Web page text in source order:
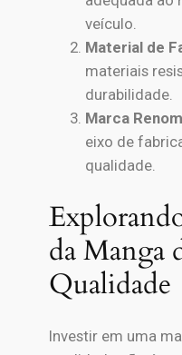
veículo.
Material de
materiais
durabilidade.
Marca
eixo de
qualidade.
da Manga
Qualidade
Investir em uma